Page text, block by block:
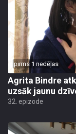
pirms 1 nedēļas
Agrita Bindre
uzsāk jaunu
32. epizode